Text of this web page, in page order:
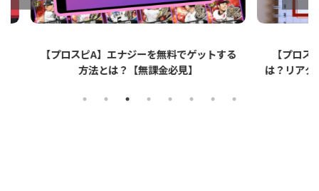
【プロスピA】ペーパーライクフィルムと
【プ